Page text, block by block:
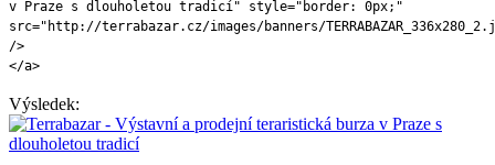
v Praze s dlouholetou tradicí" style="border: 0px;"
src="http://terrabazar.cz/images/banners/
/>
</a>
Výsledek: